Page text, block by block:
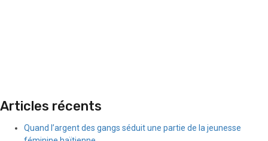
Articles récents
Quand l’argent des gangs séduit une partie de la jeunesse